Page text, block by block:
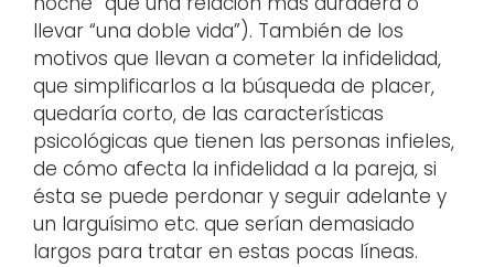
llevar “una doble vida”). También de los
motivos que llevan a cometer la infidelidad,
que simplificarlos a la búsqueda de placer,
quedaría corto, de las características
psicológicas que tienen las personas infieles,
de cómo afecta la infidelidad a la pareja, si
ésta se puede perdonar y seguir adelante y
un larguísimo etc. que serían demasiado
largos para tratar en estas pocas líneas.